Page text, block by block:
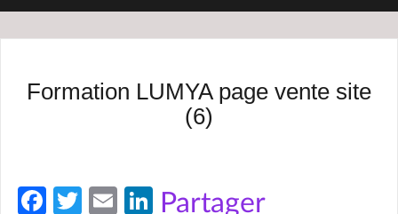
Formation LUMYA page vente site
(6)
Fa T E Li
Partager